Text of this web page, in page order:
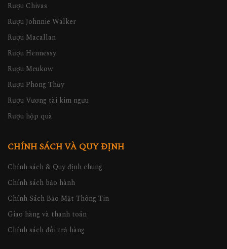
Rượu Chivas
Rượu Johnnie Walker
Rượu Macallan
Rượu Hennessy
Rượu Meukow
Rượu Phong Thủy
Rượu Vương tài kim ngưu
Rượu hộp quà
CHÍNH SÁCH VÀ QUY ĐỊNH
Chính sách & Quy định chung
Chính sách bảo hành
Chính Sách Bảo Mật Thông Tin
Giao hàng và thanh toán
Chính sách đổi trả hàng